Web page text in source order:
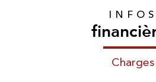
INFOS
Charges